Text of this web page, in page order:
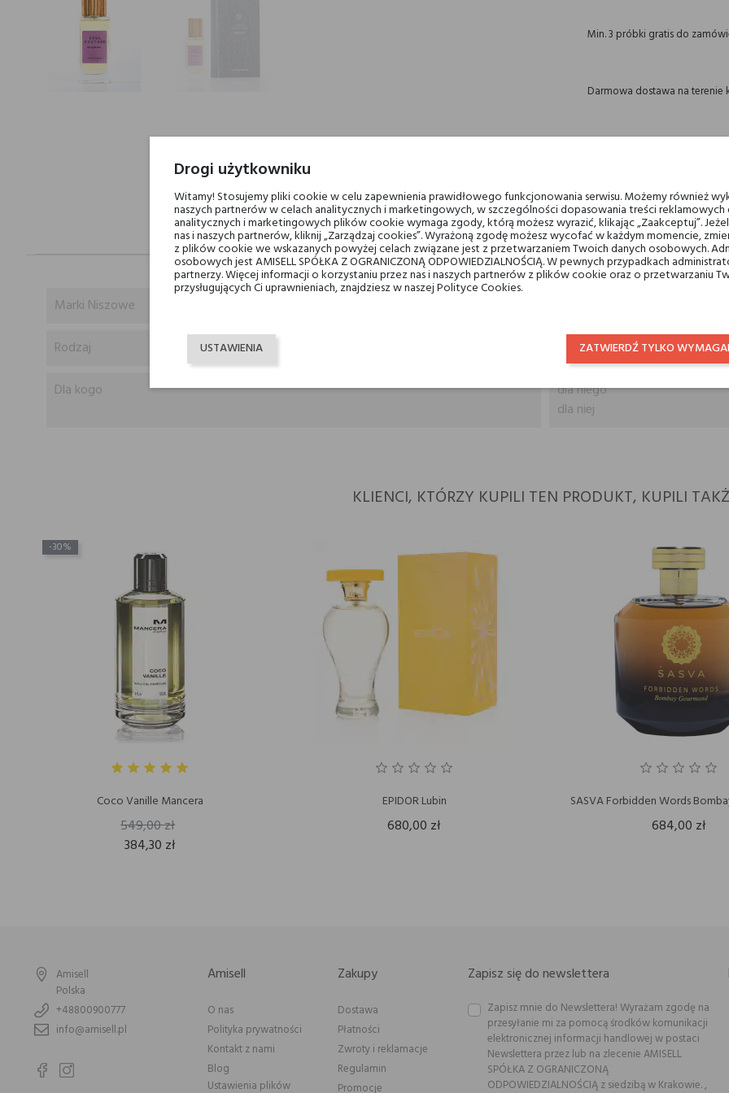
Min. 3 próbki gratis do
Darmowa dostawa na terenie
OPIS GPSR RECENZJE(0)
Marki Niszowe
Rodzaj
wody perfumowane
Dla kogo
dla niego
dla niej
KLIENCI, KTÓRZY KUPILI TEN PRODUKT, KUPILI
-30%
Coco Vanille Mancera
549,00 zł
384,30 zł
EPIDOR Lubin
680,00 zł
SASVA Forbidden Words
684,00 zł
Amisell
Polska
+48800900777
info@amisell.pl
Amisell
O nas
Polityka prywatności
Kontakt z nami
Blog
Ustawienia plików
Zakupy
Dostawa
Płatności
Zwroty i reklamacje
Regulamin
Promocje
Zapisz się do newslettera
Zapisz mnie do Newslettera! Wyrażam zgodę na
przesyłanie mi za pomocą środków komunikacji
elektronicznej informacji handlowej w postaci
Newslettera przez lub na zlecenie AMISELL
SPÓŁKA Z OGRANICZONĄ
ODPOWIEDZIALNOŚCIĄ z siedzibą w Krakowie. ,
Drogi użytkowniku
Witamy! Stosujemy pliki cookie w celu zapewnienia prawidłowego funkcjonowania serwisu. Możemy również
naszych partnerów w celach analitycznych i marketingowych, w szczególności dopasowania treści
analitycznych i marketingowych plików cookie wymaga zgody, którą możesz wyrazić, klikając „Zaakceptuj”.
nas i naszych partnerów, kliknij „Zarządzaj cookies”. Wyrażoną zgodę możesz wycofać w każdym momencie,
z plików cookie we wskazanych powyżej celach związane jest z przetwarzaniem Twoich danych osobowych.
osobowych jest AMISELL SPÓŁKA Z OGRANICZONĄ ODPOWIEDZIALNOŚCIĄ. W pewnych przypadkach
partnerzy. Więcej informacji o korzystaniu przez nas i naszych partnerów z plików cookie oraz o przetwarzaniu
przysługujących Ci uprawnieniach, znajdziesz w naszej Polityce Cookies.
USTAWIENIA ZATWIERDŹ TYLKO